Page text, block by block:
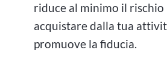
riduce al minimo il rischio
acquistare dalla tua
promuove la fiducia.